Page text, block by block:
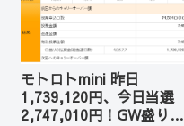
モトロトmini 昨日
1,739,120円、今日当選
2,747,010円！GW盛り上